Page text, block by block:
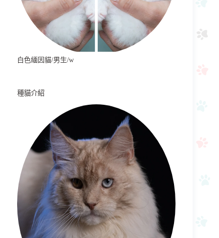
白色緬因貓/男生/w
種貓介紹